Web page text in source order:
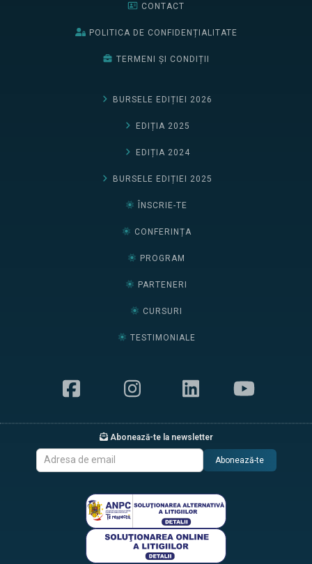
CONTACT
POLITICA DE CONFIDENȚIALITATE
TERMENI ȘI CONDIȚII
BURSELE EDIȚIEI 2026
EDIȚIA 2025
EDIȚIA 2024
BURSELE EDIȚIEI 2025
ÎNSCRIE-TE
CONFERINȚA
PROGRAM
PARTENERI
CURSURI
TESTIMONIALE
Abonează-te la newsletter
Abonează-te